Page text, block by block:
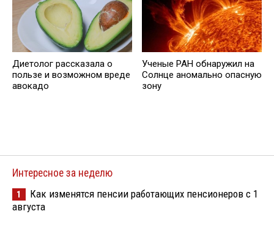
Диетолог рассказала о
пользе и возможном вреде
авокадо
Ученые РАН обнаружил на
Солнце аномально опасную
зону
Интересное за неделю
1
Как изменятся пенсии работающих пенсионеров с 1
августа